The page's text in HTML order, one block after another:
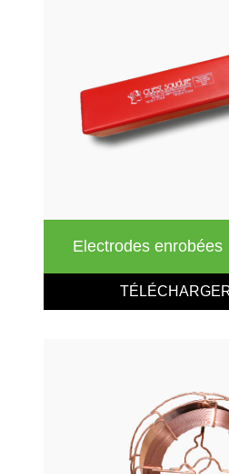
Electrodes enrobées